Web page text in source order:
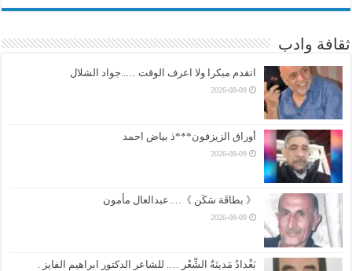
ثقافة وادب
اتقدم مبكرا ولا اعرف الوقت …..جواد الشلال
2026-08-09
أوراق الزيزفون***ذ بياض احمد
2026-08-09
《 بطاقَة سَكَن 》….عبدالعال مأمون
2026-08-09
بَغْدادُ مَدينَةُ الشِّعْر …. للشاعر الدكتور ابراهيم الفايز .